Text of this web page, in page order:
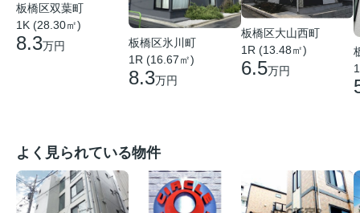
板橋区双葉町
1K (28.30㎡)
8.3万円
板橋区氷川町
1R (16.67㎡)
8.3万円
板橋区大山西町
1R (13.48㎡)
6.5万円
よく見られている物件